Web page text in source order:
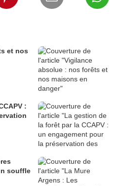
et nos
:
souffle